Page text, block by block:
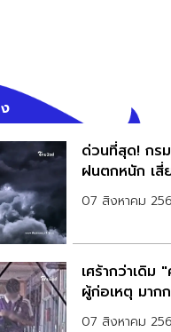
ด่วนที่สุด! กร
ฝนตกหนัก เสี่
07 สิงหาคม
เศร้ากว่าเดิ
ผู้ก่อเหตุ มาก
07 สิงหาคม